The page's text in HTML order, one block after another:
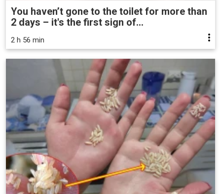
You haven’t gone to the toilet for more than
2 days – it's the first sign of...
2 h 56 min